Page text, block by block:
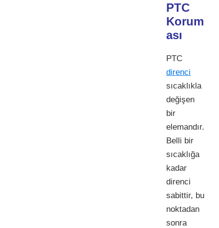
PTC
Korum
ası
PTC
direnci
sıcaklıkla
değişen
bir
elemandır.
Belli bir
sıcaklığa
kadar
direnci
sabittir, bu
noktadan
sonra